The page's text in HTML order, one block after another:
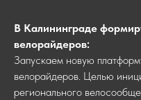
В Калининграде
велорайдеров:
Запускаем новую
велорайдеров. Целью
регионального